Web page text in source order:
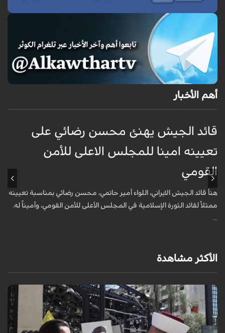
أهم الأخبار
قائد الجيش يهنئ محسن رضائي على
تعيينه امينا للمجلس الاعلى للأمن
القومي
هنأ قائد الجيش الايراني، اللواء أمير حاتمي، محسن رضائي بمناسبة تعيينه
ممثلاً لقائد الثورة الإسلامية في المجلس الأعلى للأمن القومي، وأميناً له.
...
الأكثر مشاهدة